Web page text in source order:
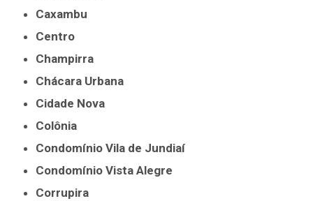
Caxambu
Centro
Champirra
Chácara Urbana
Cidade Nova
Colônia
Condomínio Vila de Jundiaí
Condomínio Vista Alegre
Corrupira